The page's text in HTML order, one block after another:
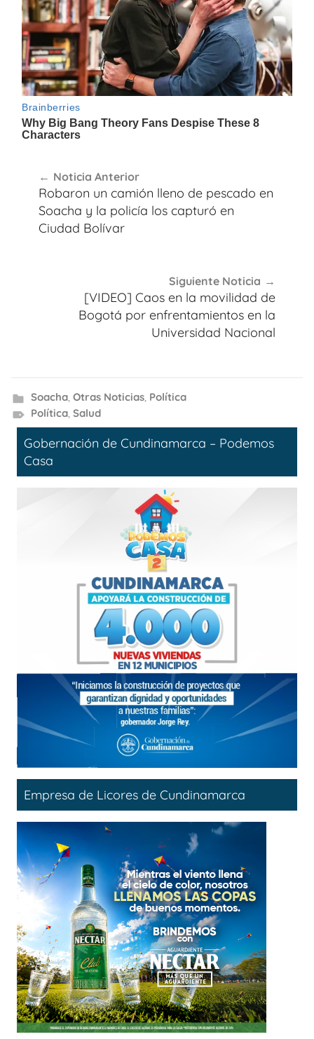
de
entradas
Noticia Anterior
Robaron un camión lleno de pescado en
Soacha y la policía los capturó en
Ciudad Bolívar
Siguiente Noticia
[VIDEO] Caos en la movilidad de
Bogotá por enfrentamientos en la
Universidad Nacional
Soacha, Otras Noticias, Política
Política, Salud
Gobernación de Cundinamarca – Podemos
Casa
Empresa de Licores de Cundinamarca